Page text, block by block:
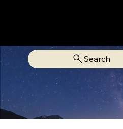
LIBRAIRIE SPIRITUELLESearch